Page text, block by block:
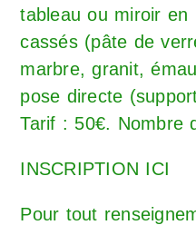
tableau ou miroir en
cassés (pâte de
marbre, granit,
pose directe
Tarif : 50€. Nombre
INSCRIPTION ICI
Pour tout